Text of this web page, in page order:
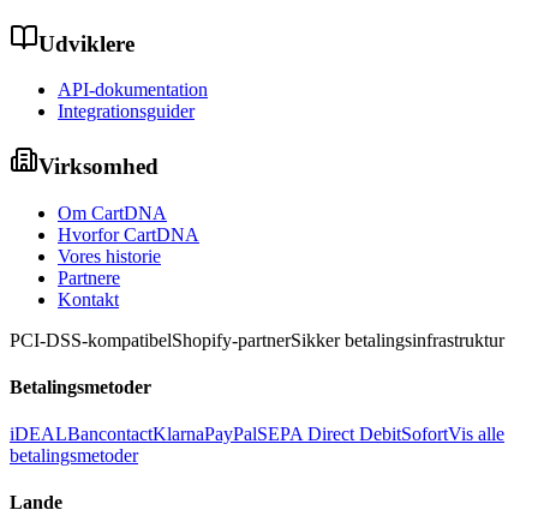
Udviklere
API-dokumentation
Integrationsguider
Virksomhed
Om CartDNA
Hvorfor CartDNA
Vores historie
Partnere
Kontakt
PCI-DSS-kompatibelShopify-partnerSikker betalingsinfrastruktur
Betalingsmetoder
iDEALBancontactKlarnaPayPalSEPA Direct DebitSofortVis alle
betalingsmetoder
Lande